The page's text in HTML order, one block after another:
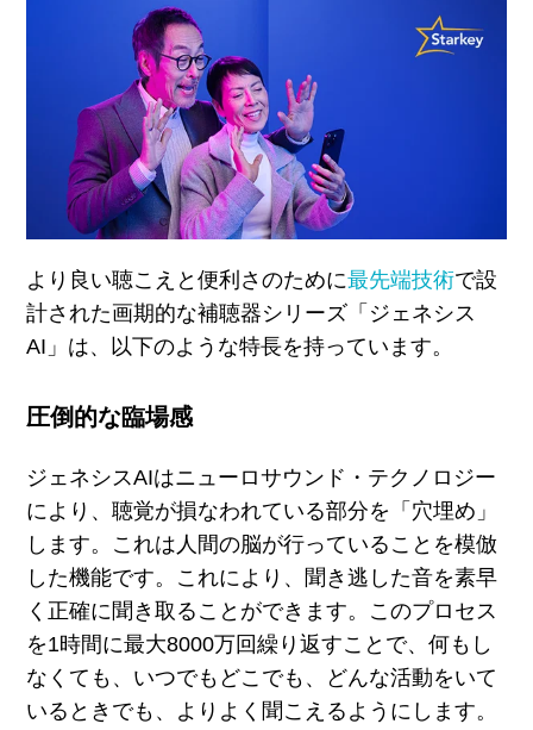
より良い聴こえと便利さのために最先端技術で設
計された画期的な補聴器シリーズ「ジェネシス
AI 」は、以下のような特長を持っています。
圧倒的な臨場感
ジェネシスAIはニューロサウンド・テクノロジー
により、聴覚が損なわれている部分を「穴埋め」
します。これは人間の脳が行っていることを模倣
した機能です。これにより、聞き逃した音を素早
く正確に聞き取ることができます。このプロセス
を1時間に最大8000万回繰り返すことで、何もし
なくても、いつでもどこでも、どんな活動をいて
いるときでも、よりよく聞こえるようにします。